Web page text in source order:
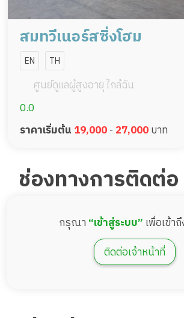
สมทวีเนอร์สซิ่งโฮม
EN TH
ศูนย์ดูแลผู้สูงอายุ ใกล้ฉัน
0.0
ราคาเริ่มต้น 19,000- 27,000บาท
ช่องทางการติดต่อ
กรุณา “เข้าสู่ระบบ” เพื่อเข้า
ติดต่อเจ้าหน้าที่